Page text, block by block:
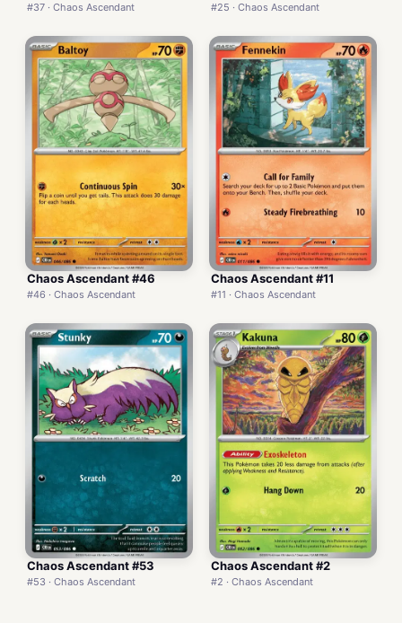
#37 · Chaos Ascendant #25 · Chaos Ascendant
Chaos Ascendant #46
#46 · Chaos Ascendant
Chaos Ascendant #11
#11 · Chaos Ascendant
Chaos Ascendant #53
#53 · Chaos Ascendant
Chaos Ascendant #2
#2 · Chaos Ascendant